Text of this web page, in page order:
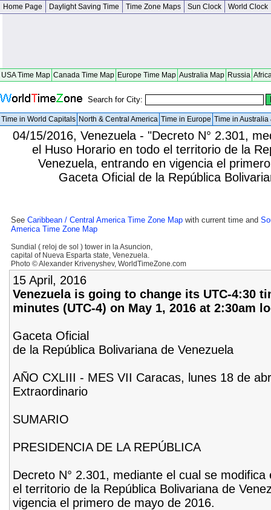
Home Page Daylight Saving Time Time Zone Maps Sun Clock World Clock
USA Time Map Canada Time Map Europe Time Map Australia Map Russia
Search for City:
Time in World Capitals North & Central America Time in Europe Time in Australia
04/15/2016, Venezuela - "Decreto N° 2.301,
el Huso Horario en todo el territorio de la
Venezuela, entrando en vigencia el
Gaceta Oficial de la República
See Caribbean / Central America Time Zone Map with current time and
America Time Zone Map
Sundial ( reloj de sol ) tower in la Asuncion,
capital of Nueva Esparta state, Venezuela.
Photo © Alexander Krivenyshev, WorldTimeZone.com
15 April, 2016
Venezuela is going to change its UTC-4:30
minutes (UTC-4) on May 1, 2016 at 2:30am
Gaceta Oficial
de la República Bolivariana de Venezuela
AÑO CXLIII - MES VII Caracas, lunes 18 de
Extraordinario
SUMARIO
PRESIDENCIA DE LA REPÚBLICA
Decreto N° 2.301, mediante el cual se
el territorio de la República Bolivariana de
vigencia el primero de mayo de 2016.